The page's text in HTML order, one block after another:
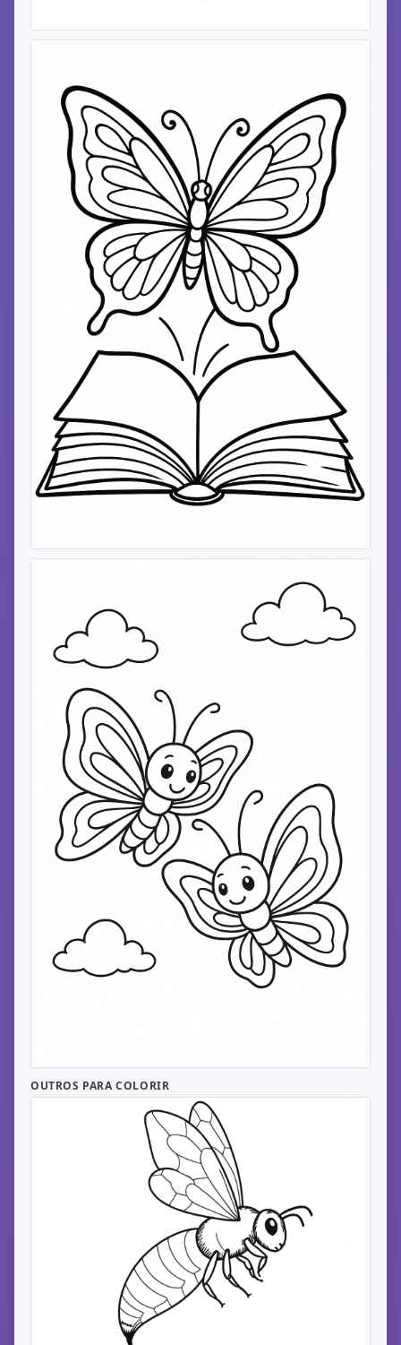
OUTROS PARA COLORIR